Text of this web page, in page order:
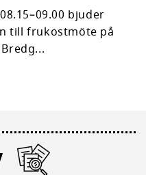
bjuder
till frukostmöte på